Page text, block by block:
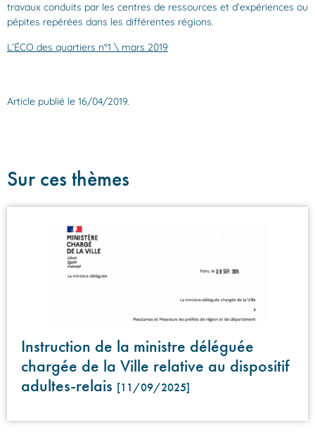
travaux conduits par les centres de ressources et d’expériences ou
pépites repérées dans les différentes régions.
L’ÉCO des quartiers n°1 \ mars 2019
Article publié le 16/04/2019.
Sur ces thèmes
Instruction de la ministre déléguée
chargée de la Ville relative au dispositif
adultes-relais [11/09/2025]